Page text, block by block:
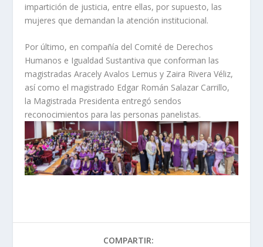
impartición de justicia, entre ellas, por supuesto, las
mujeres que demandan la atención institucional.
Por último, en compañía del Comité de Derechos
Humanos e Igualdad Sustantiva que conforman las
magistradas Aracely Avalos Lemus y Zaira Rivera Véliz,
así como el magistrado Edgar Román Salazar Carrillo,
la Magistrada Presidenta entregó sendos
reconocimientos para las personas panelistas.
COMPARTIR: